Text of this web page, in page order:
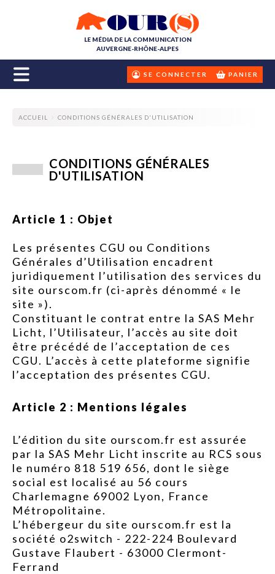
LE MÉDIA DE LA COMMUNICATION
AUVERGNE-RHÔNE-ALPES
SE CONNECTER PANIER
ACCUEIL CONDITIONS GÉNÉRALES D'UTILISATION
CONDITIONS GÉNÉRALES
D'UTILISATION
Article 1 : Objet
Les présentes CGU ou Conditions
Générales d’Utilisation encadrent
juridiquement l’utilisation des services du
site ourscom.fr (ci-après dénommé « le
site »).
Constituant le contrat entre la SAS Mehr
Licht, l’Utilisateur, l’accès au site doit
être précédé de l’acceptation de ces
CGU. L’accès à cette plateforme signifie
l’acceptation des présentes CGU.
Article 2 : Mentions légales
L’édition du site ourscom.fr est assurée
par la SAS Mehr Licht inscrite au RCS sous
le numéro 818 519 656, dont le siège
social est localisé au 56 cours
Charlemagne 69002 Lyon, France
Métropolitaine.
L’hébergeur du site ourscom.fr est la
société o2switch - 222-224 Boulevard
Gustave Flaubert - 63000 Clermont-
Ferrand